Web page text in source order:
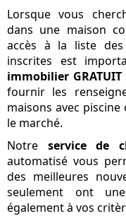
Lorsque vous
dans une maison
accès à la liste des
inscrites est
immobilier GRATUIT
fournir les
maisons avec
le marché.
Notre service de
automatisé vous
des meilleures
seulement ont
également à vos